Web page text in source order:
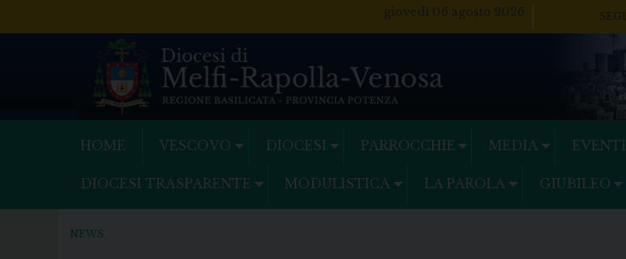
giovedì 06 agosto 2026
HOME VESCOVO DIOCESI PARROCCHIE MEDIA EVENTI
DIOCESI TRASPARENTE MODULISTICA LA PAROLA GIUBILEO
NEWS